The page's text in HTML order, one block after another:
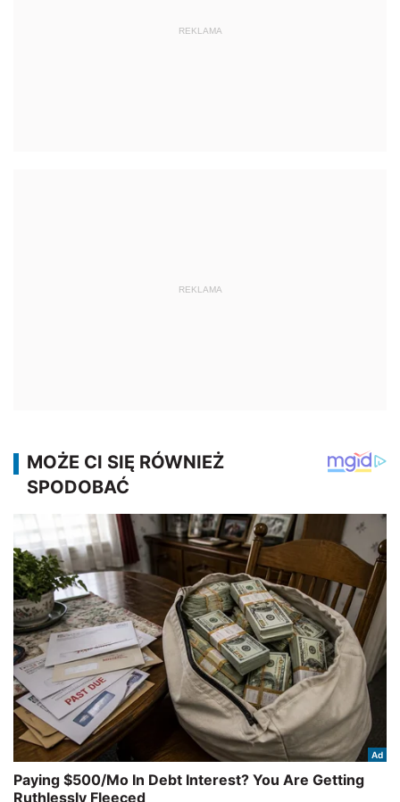
REKLAMA
REKLAMA